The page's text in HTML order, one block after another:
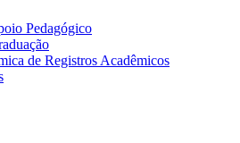
Pedagógico
de Registros Acadêmicos